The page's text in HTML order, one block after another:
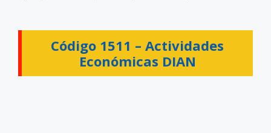
Código 1511 – Actividades
Económicas DIAN